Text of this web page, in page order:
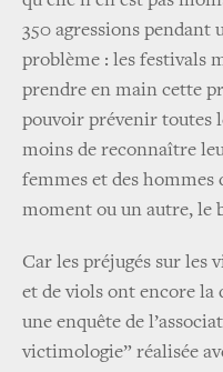
350 agressions pendant
problème : les festivals
prendre en main cette
pouvoir prévenir toutes
moins de reconnaître
femmes et des
moment ou un autre, le
Car les préjugés sur les
et de viols ont encore
une enquête de
victimologie” réalisée